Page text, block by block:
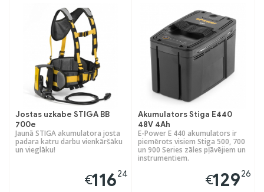
Jostas uzkabe STIGA BB
700e
Jaunā STIGA akumulatora josta
padara katru darbu vienkāršāku
un vieglāku!
€11624
Akumulators Stiga E440
48V 4Ah
E-Power E 440 akumulators ir
piemērots visiem Stiga 500, 700
un 900 Series zāles pļāvējiem un
instrumentiem.
€12926